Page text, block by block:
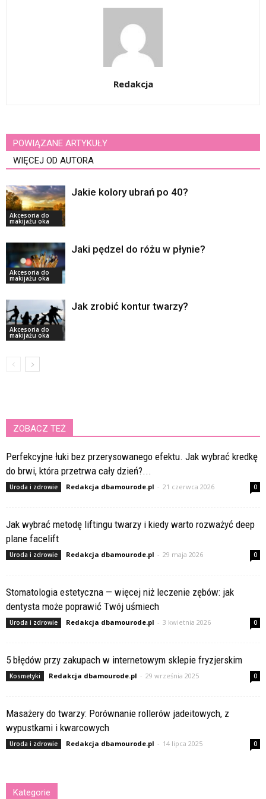
Redakcja
POWIĄZANE ARTYKUŁY
WIĘCEJ OD AUTORA
Akcesoria do
makijażu oka
Jakie kolory ubrań po 40?
Akcesoria do
makijażu oka
Jaki pędzel do różu w płynie?
Akcesoria do
makijażu oka
Jak zrobić kontur twarzy?
ZOBACZ TEŻ
Perfekcyjne łuki bez przerysowanego efektu. Jak wybrać kredkę
do brwi, która przetrwa cały dzień?...
Uroda i zdrowie Redakcja dbamourode.pl - 21 czerwca 2026 0
Jak wybrać metodę liftingu twarzy i kiedy warto rozważyć deep
plane facelift
Uroda i zdrowie Redakcja dbamourode.pl - 29 maja 2026 0
Stomatologia estetyczna — więcej niż leczenie zębów: jak
dentysta może poprawić Twój uśmiech
Uroda i zdrowie Redakcja dbamourode.pl - 3 kwietnia 2026 0
5 błędów przy zakupach w internetowym sklepie fryzjerskim
Kosmetyki Redakcja dbamourode.pl - 29 września 2025 0
Masażery do twarzy: Porównanie rollerów jadeitowych, z
wypustkami i kwarcowych
Uroda i zdrowie Redakcja dbamourode.pl - 14 lipca 2025 0
Kategorie